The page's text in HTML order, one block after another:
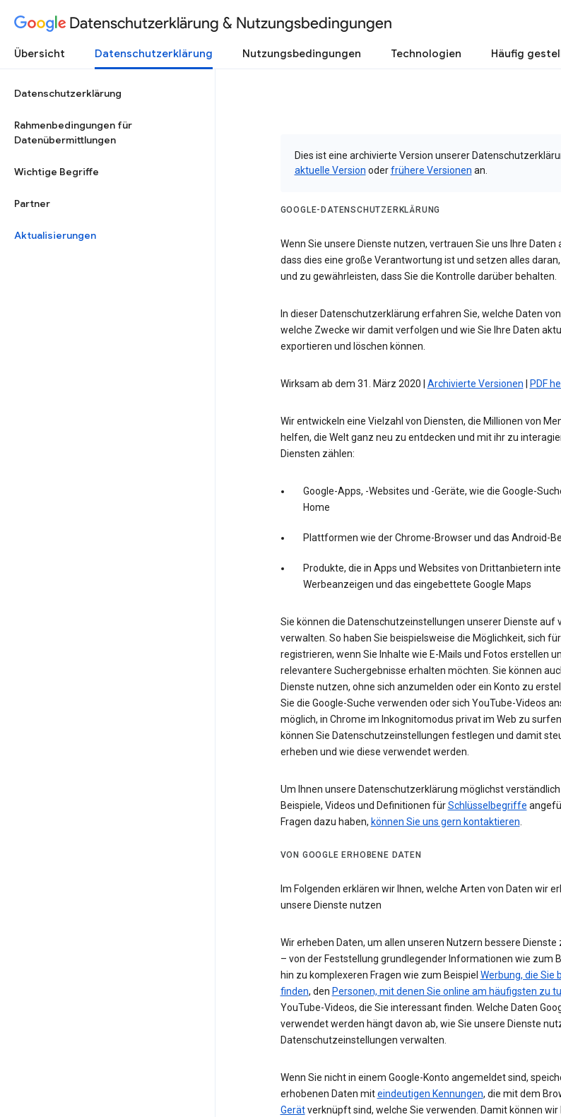
Datenschutzerklärung & Nutzungsbedingungen
Übersicht Datenschutzerklärung Nutzungsbedingungen Technologien Häufig
Datenschutzerklärung
Rahmenbedingungen für
Datenübermittlungen
Wichtige Begriffe
Partner
Aktualisierungen
Dies ist eine archivierte Version unserer
aktuelle Version oderfrühere Versionen an.
GOOGLE-DATENSCHUTZERKLÄRUNG
Wenn Sie unsere Dienste nutzen, vertrauen Sie uns Ihre Daten
dass dies eine große Verantwortung ist und setzen alles
und zu gewährleisten, dass Sie die Kontrolle darüber behalten.
In dieser Datenschutzerklärung erfahren Sie, welche Daten
welche Zwecke wir damit verfolgen und wie Sie Ihre Daten
exportieren und löschen können.
Wirksam ab dem 31. März 2020 | Archivierte Versionen PDF
Wir entwickeln eine Vielzahl von Diensten, die Millionen von
helfen, die Welt ganz neu zu entdecken und mit ihr zu
Diensten zählen:
Google-Apps, -Websites und -Geräte, wie die Google-
Home
Plattformen wie der Chrome-Browser und das Android-
Produkte, die in Apps und Websites von Drittanbietern
Werbeanzeigen und das eingebettete Google Maps
Sie können die Datenschutzeinstellungen unserer Dienste auf
verwalten. So haben Sie beispielsweise die Möglichkeit, sich
registrieren, wenn Sie Inhalte wie E-Mails und Fotos erstellen
relevantere Suchergebnisse erhalten möchten. Sie können
Dienste nutzen, ohne sich anzumelden oder ein Konto zu
Sie die Google-Suche verwenden oder sich YouTube-Videos
möglich, in Chrome im Inkognitomodus privat im Web zu
können Sie Datenschutzeinstellungen festlegen und damit
erheben und wie diese verwendet werden.
Um Ihnen unsere Datenschutzerklärung möglichst
Beispiele, Videos und Definitionen fürSchlüsselbegriffe
Fragen dazu haben, können Sie uns gern kontaktieren.
VON GOOGLE ERHOBENE DATEN
Im Folgenden erklären wir Ihnen, welche Arten von Daten wir
unsere Dienste nutzen
Wir erheben Daten, um allen unseren Nutzern bessere
– von der Feststellung grundlegender Informationen wie zum
hin zu komplexeren Fragen wie zum Beispiel Werbung, die Sie
finden, den Personen, mit denen Sie online am häufigsten zu
YouTube-Videos, die Sie interessant finden. Welche Daten
verwendet werden hängt davon ab, wie Sie unsere Dienste
Datenschutzeinstellungen verwalten.
Wenn Sie nicht in einem Google-Konto angemeldet sind,
erhobenen Daten miteindeutigen Kennungen, die mit dem
Gerätverknüpft sind, welche Sie verwenden. Damit können wir